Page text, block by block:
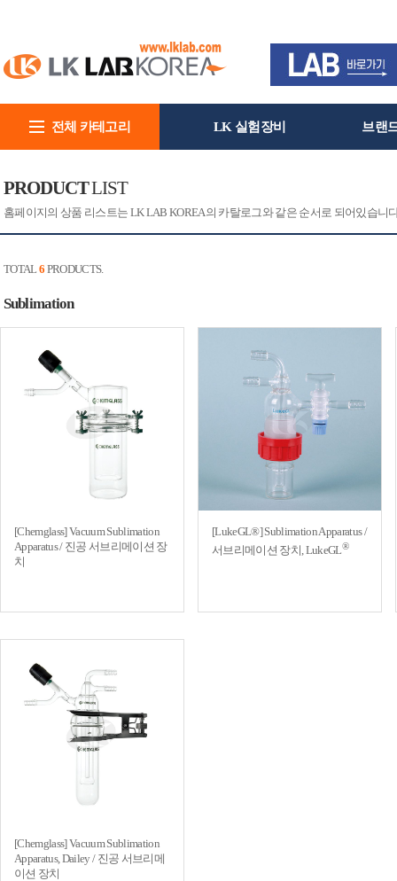
전체 카테고리 LK 실험장비 브랜
PRODUCTLIST
홈페이지의 상품 리스트는 LK LAB KOREA의 카탈로그와 같은 순서로 되어있습
TOTAL 6 PRODUCTS.
Sublimation
[Chemglass] Vacuum Sublimation
Apparatus / 진공 서브리메이션 장
치
[LukeGL®] Sublimation Apparatus /
서브리메이션 장치, LukeGL®
[Chemglass] Vacuum Sublimation
Apparatus, Dailey / 진공 서브리메
이션 장치